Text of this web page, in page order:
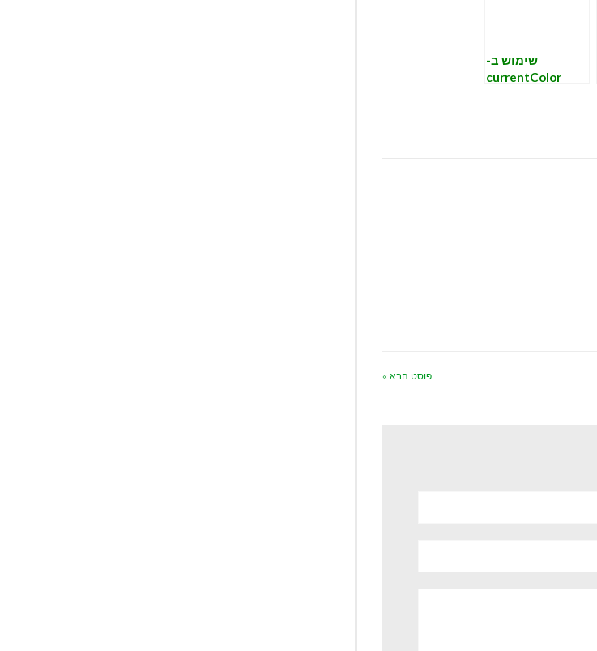
שימוש ב-
currentColor
פוסט הבא »